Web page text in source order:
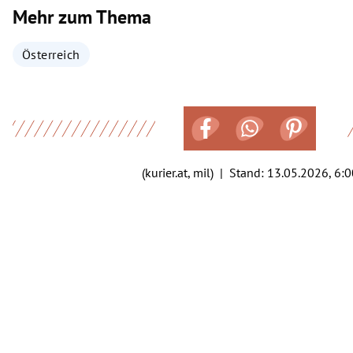
Mehr zum Thema
Österreich
(kurier.at, mil) | Stand: 13.05.2026,